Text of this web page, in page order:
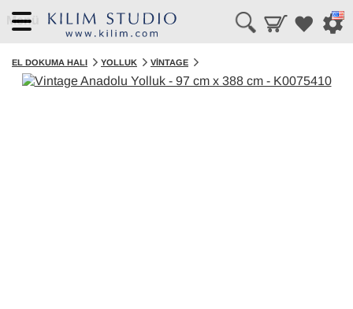
Menü
EL DOKUMA HALI YOLLUK VINTAGE